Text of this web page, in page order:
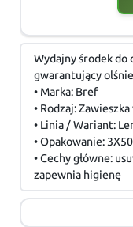
Wydajny środek do
gwarantujący
• Marka: Bref
• Rodzaj: Zawieszka
• Linia / Wariant:
• Opakowanie:
• Cechy główne:
zapewnia higienę